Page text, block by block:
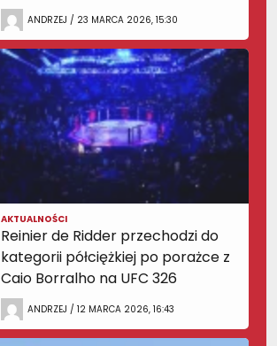
ANDRZEJ / 23 MARCA 2026, 15:30
AKTUALNOŚCI
Reinier de Ridder przechodzi do
kategorii półciężkiej po porażce z
Caio Borralho na UFC 326
ANDRZEJ / 12 MARCA 2026, 16:43